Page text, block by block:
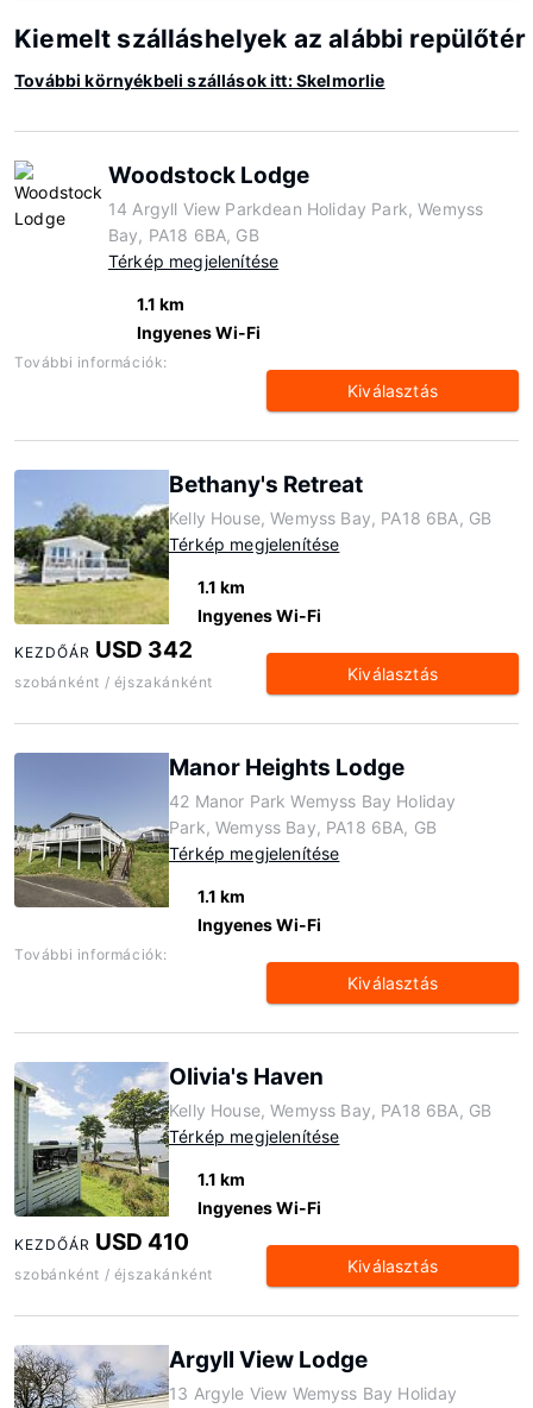
Kiemelt szálláshelyek az alábbi
További környékbeli szállások itt: Skelmorlie
Woodstock Lodge
14 Argyll View Parkdean Holiday Park, Wemyss
Bay, PA18 6BA, GB
Térkép megjelenítése
1.1 km
Ingyenes Wi-Fi
További információk:
Kiválasztás
Bethany's Retreat
Kelly House, Wemyss Bay, PA18 6BA, GB
Térkép megjelenítése
1.1 km
Ingyenes Wi-Fi
KEZDŐÁR USD 342
szobánként / éjszakánként Kiválasztás
Manor Heights Lodge
42 Manor Park Wemyss Bay Holiday
Park, Wemyss Bay, PA18 6BA, GB
Térkép megjelenítése
1.1 km
Ingyenes Wi-Fi
További információk:
Kiválasztás
Olivia's Haven
Kelly House, Wemyss Bay, PA18 6BA, GB
Térkép megjelenítése
1.1 km
Ingyenes Wi-Fi
KEZDŐÁR USD 410
szobánként / éjszakánként Kiválasztás
Argyll View Lodge
13 Argyle View Wemyss Bay Holiday